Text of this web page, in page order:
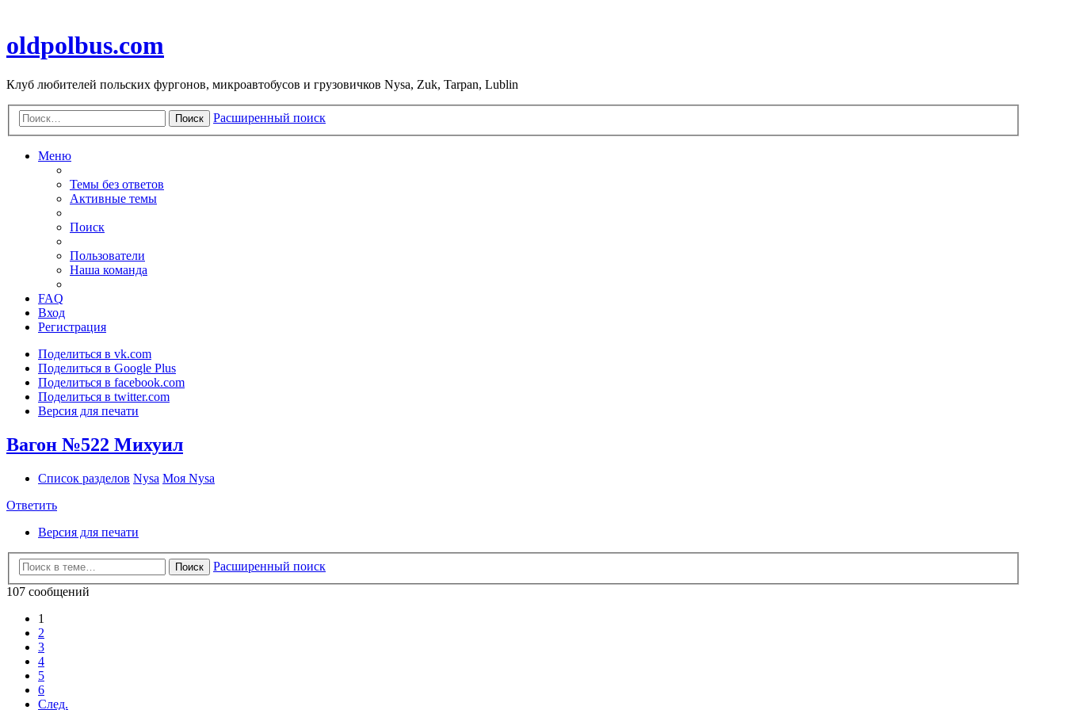
oldpolbus.com
Клуб любителей польских фургонов, микроавтобусов и грузовичков Nysa, Zuk, Tarpan, Lublin
Поиск Расширенный поиск
Меню
Темы без ответов
Активные темы
Поиск
Пользователи
Наша команда
FAQ
Вход
Регистрация
Поделиться в vk.com
Поделиться в Google Plus
Поделиться в facebook.com
Поделиться в twitter.com
Версия для печати
Вагон №522 Михуил
Список разделов Nysa Моя Nysa
Ответить
Версия для печати
Поиск
Расширенный поиск
107 сообщений
1
2
3
4
5
6
След.